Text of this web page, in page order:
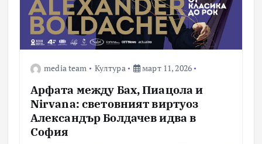
media team Култура март 11, 2026
Арфата между Бах, Пиацола и
Nirvana: световният виртуоз
Александър Болдачев идва в
София